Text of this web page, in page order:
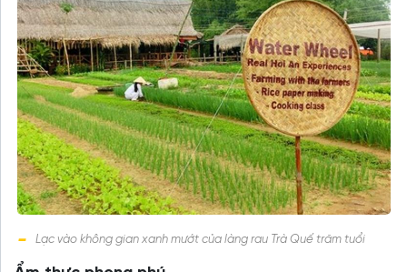
Lạc vào không gian xanh mướt của làng rau Trà Quế trăm tuổi